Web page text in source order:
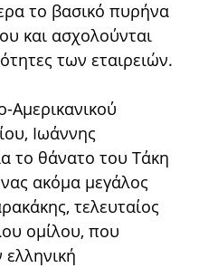
το βασικό πυρήνα
και ασχολούνται
των εταιρειών.
Ιωάννης
το θάνατο του Τάκη
ακόμα μεγάλος
τελευταίος
ομίλου, που